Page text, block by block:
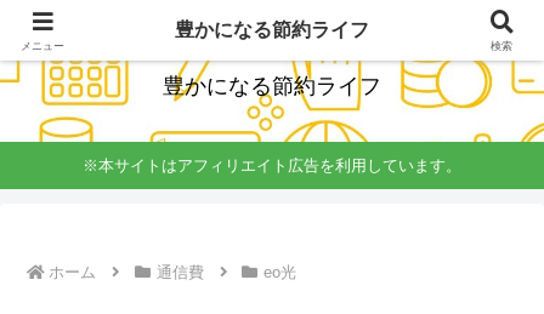
経理簿記の知識をいかし楽しく無理しない節約を発信
豊かになる節約ライフ
※本サイトはアフィリエイト広告を利用しています。
ホーム 通信費 eo光
メニュー
豊かになる節約ライフ
検索